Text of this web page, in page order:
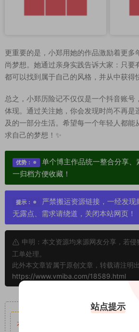
更重要的是，小郑用她的作品激励着更多
尚梦想。她通过亲身实践告诉大家：只要
都可以找到属于自己的风格，并从中获得
总之，小郑历险记不仅仅是一个抖音账号
体现。通过关注她，你会发现时尚不再是
及的一部分生活。希望每一个年轻人都能
求自己的梦想！✨
优势：
单个博主作品统一整合分享、
一归档方便收藏！
提示：
严禁搬运资源链接，一经发
无露点、需求请绕道，关闭本站网页！
申明：本文资源均来源网友分享，若
工单处理。
此外本文章皆属于原创文章，转载请注明
https://www.vmiba.com/18589.html
重要声明
本站资源均来自网络分享，如有侵犯你的
站点提示